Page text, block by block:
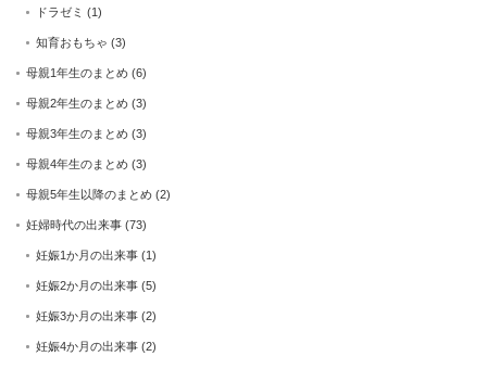
ドラゼミ (1)
知育おもちゃ (3)
母親1年生のまとめ (6)
母親2年生のまとめ (3)
母親3年生のまとめ (3)
母親4年生のまとめ (3)
母親5年生以降のまとめ (2)
妊婦時代の出来事 (73)
妊娠1か月の出来事 (1)
妊娠2か月の出来事 (5)
妊娠3か月の出来事 (2)
妊娠4か月の出来事 (2)